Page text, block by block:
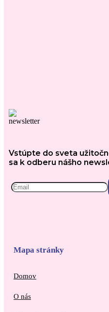
Vstúpte do sveta
sa k odberu nášho
Mapa stránky
Domov
O nás